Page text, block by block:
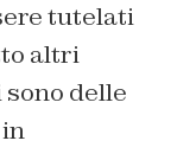
tutelati
altri
delle